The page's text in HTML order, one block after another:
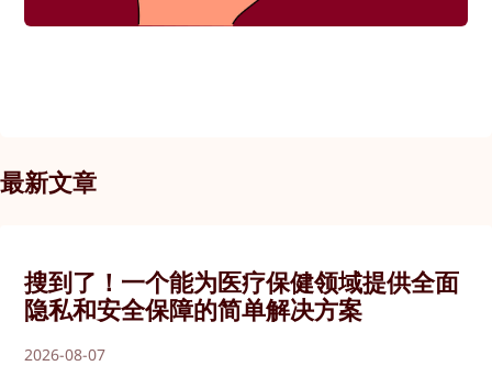
最新文章
搜到了！一个能为医疗保健领域提供全面
隐私和安全保障的简单解决方案
2026-08-07